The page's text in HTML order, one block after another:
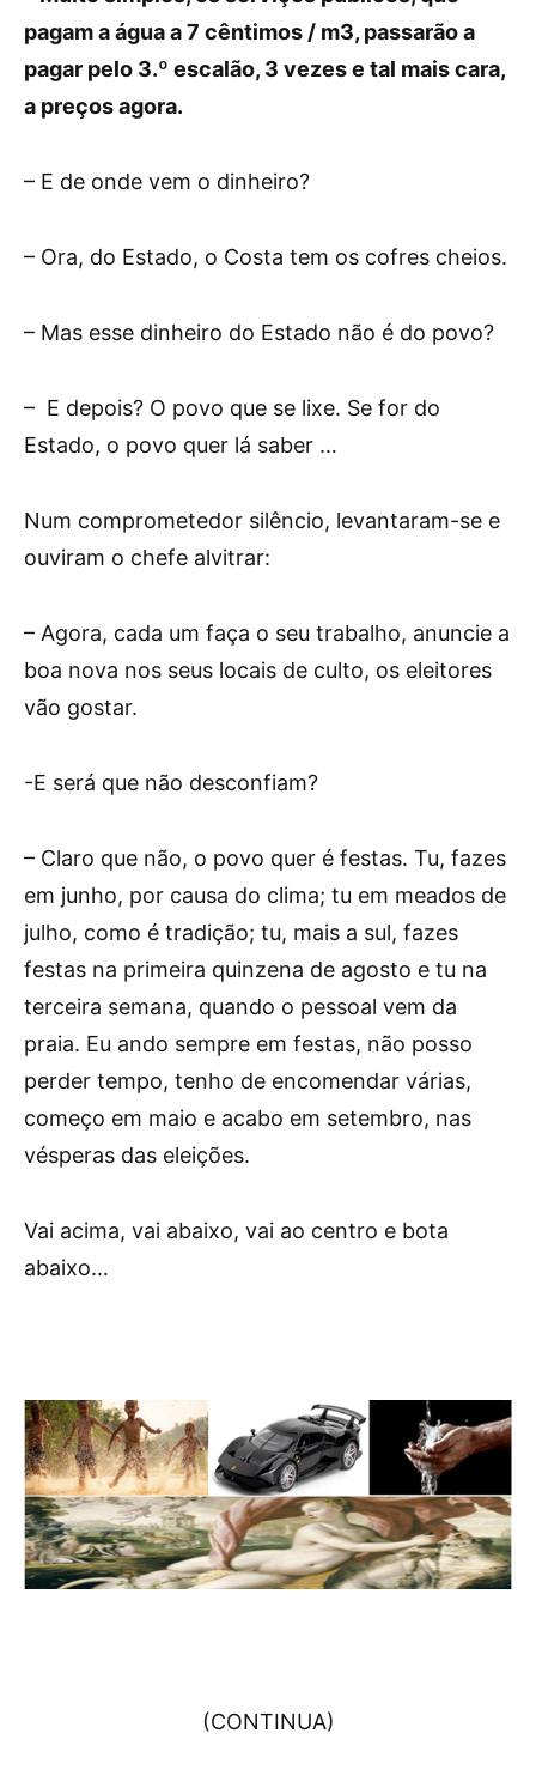
pagam a água a 7 cêntimos / m3, passarão a
pagar pelo 3.º escalão, 3 vezes e tal mais cara,
a preços agora.
– E de onde vem o dinheiro?
– Ora, do Estado, o Costa tem os cofres cheios.
– Mas esse dinheiro do Estado não é do povo?
– E depois? O povo que se lixe. Se for do
Estado, o povo quer lá saber …
Num comprometedor silêncio, levantaram-se e
ouviram o chefe alvitrar:
– Agora, cada um faça o seu trabalho, anuncie a
boa nova nos seus locais de culto, os eleitores
vão gostar.
-E será que não desconfiam?
– Claro que não, o povo quer é festas. Tu, fazes
em junho, por causa do clima; tu em meados de
julho, como é tradição; tu, mais a sul, fazes
festas na primeira quinzena de agosto e tu na
terceira semana, quando o pessoal vem da
praia. Eu ando sempre em festas, não posso
perder tempo, tenho de encomendar várias,
começo em maio e acabo em setembro, nas
vésperas das eleições.
Vai acima, vai abaixo, vai ao centro e bota
abaixo…
(CONTINUA)